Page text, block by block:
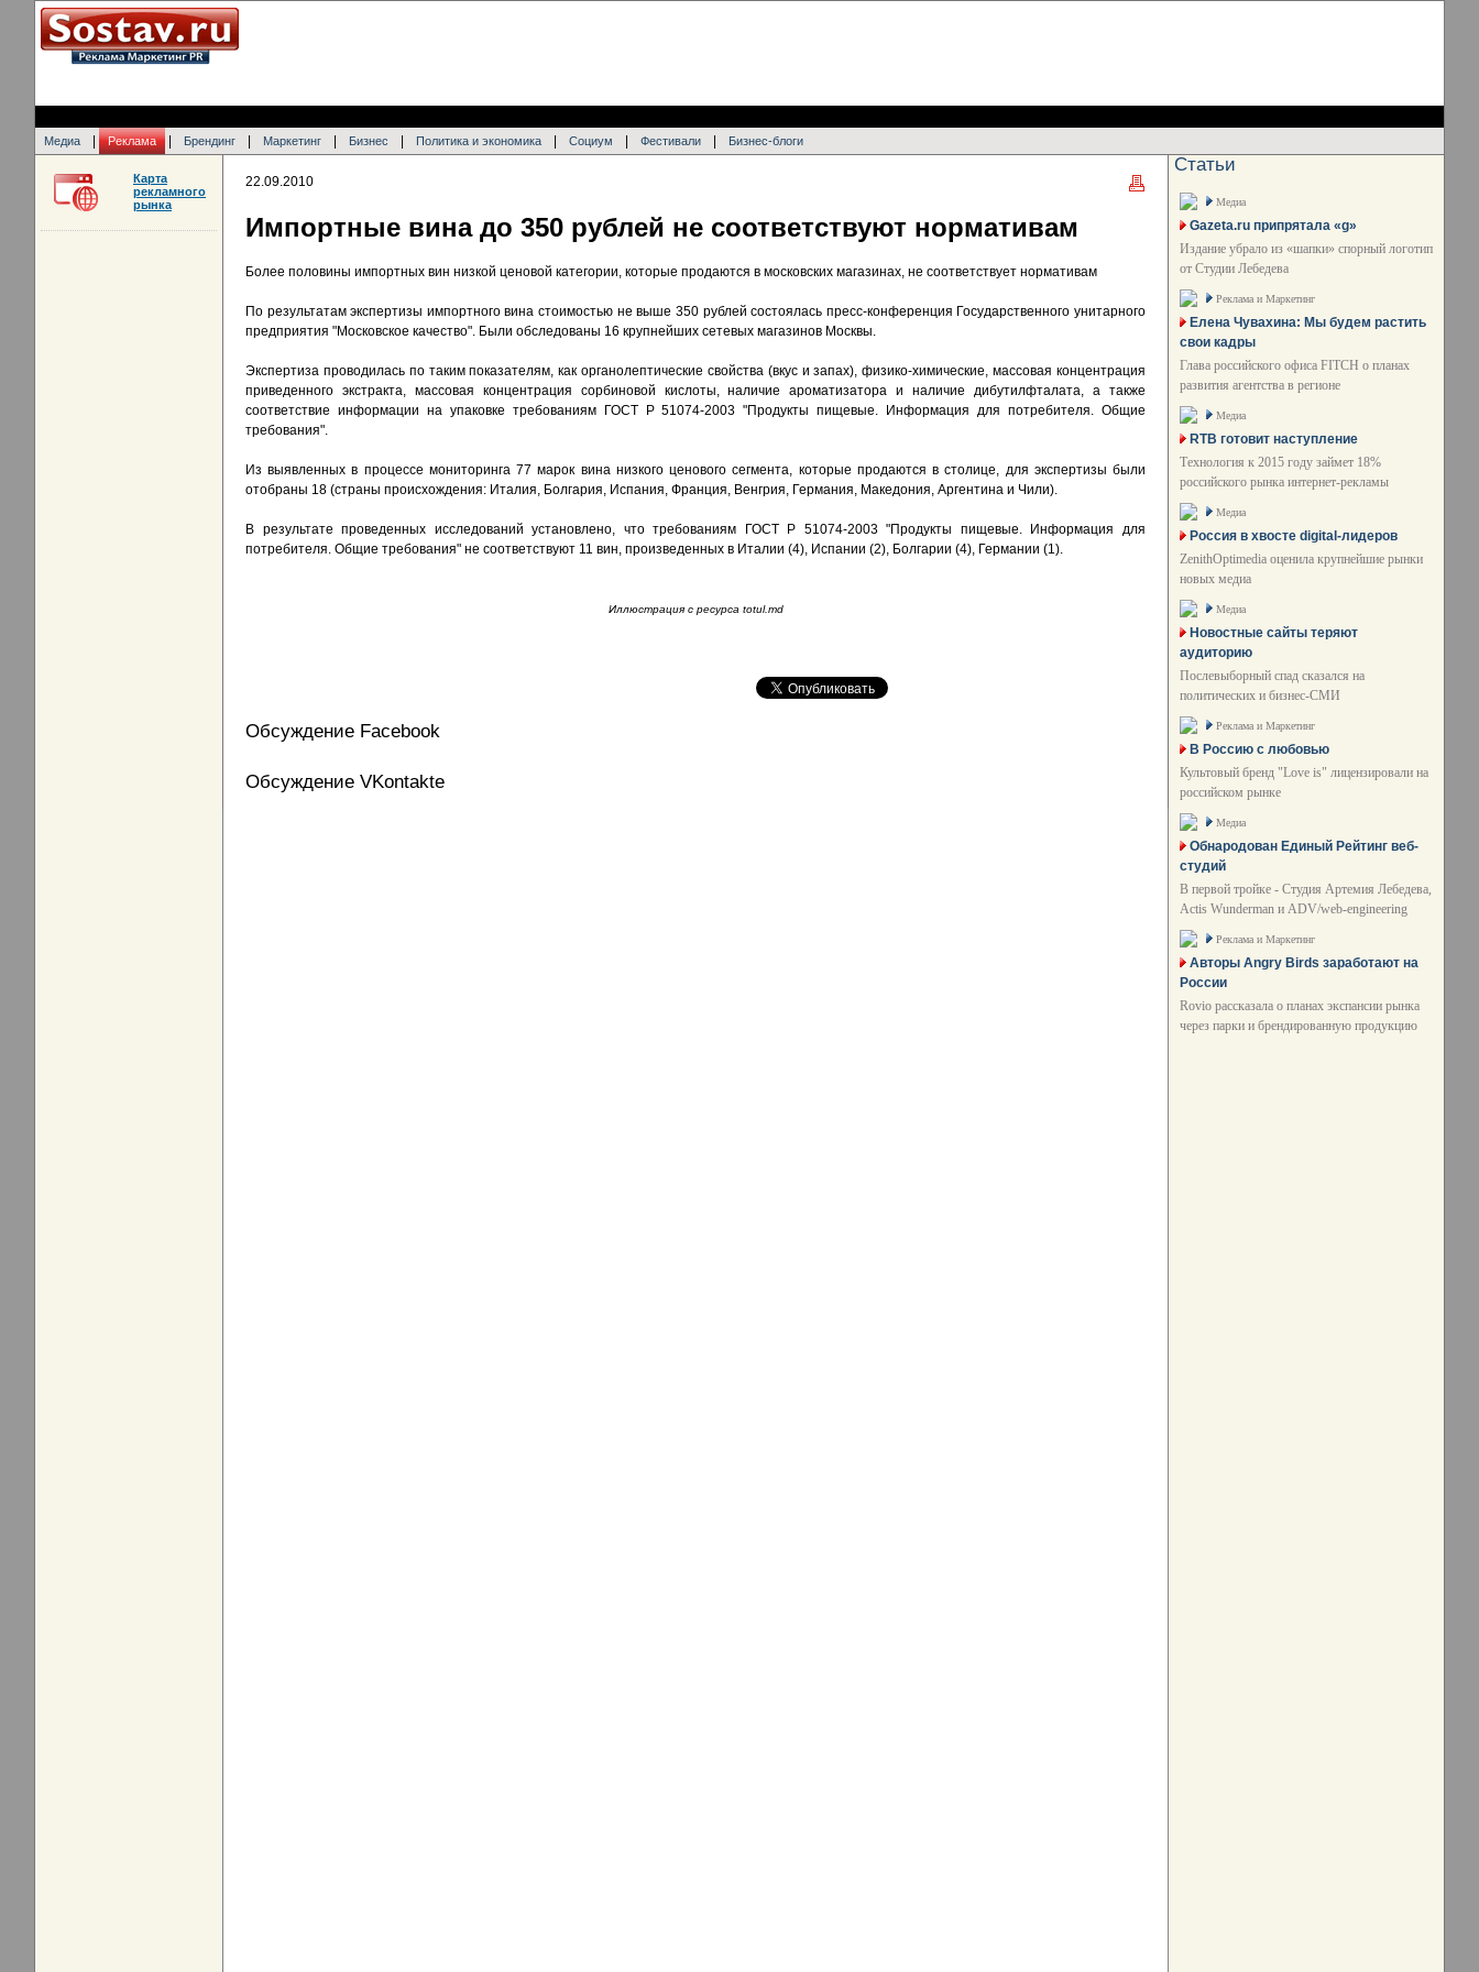
Медиа Реклама Брендинг Маркетинг Бизнес Политика и экономика Социум Фестивали Бизнес-блоги
22.09.2010
Импортные вина до 350 рублей не соответствуют нормативам
Более половины импортных вин низкой ценовой категории, которые продаются в московских магазинах, не соответствует нормативам
По результатам экспертизы импортного вина стоимостью не выше 350 рублей состоялась пресс-конференция Государственного унитарного
предприятия "Московское качество". Были обследованы 16 крупнейших сетевых магазинов Москвы.
Экспертиза проводилась по таким показателям, как органолептические свойства (вкус и запах), физико-химические, массовая концентрация
приведенного экстракта, массовая концентрация сорбиновой кислоты, наличие ароматизатора и наличие дибутилфталата, а также
соответствие информации на упаковке требованиям ГОСТ Р 51074-2003 "Продукты пищевые. Информация для потребителя. Общие
требования".
Из выявленных в процессе мониторинга 77 марок вина низкого ценового сегмента, которые продаются в столице, для экспертизы были
отобраны 18 (страны происхождения: Италия, Болгария, Испания, Франция, Венгрия, Германия, Македония, Аргентина и Чили).
В результате проведенных исследований установлено, что требованиям ГОСТ Р 51074-2003 "Продукты пищевые. Информация для
потребителя. Общие требования" не соответствуют 11 вин, произведенных в Италии (4), Испании (2), Болгарии (4), Германии (1).
Иллюстрация с ресурса totul.md
Обсуждение Facebook
Обсуждение VKontakte
Карта
рекламного
рынка
Статьи
Медиа
Gazeta.ru припрятала «g»
Издание убрало из «шапки» спорный логотип
от Студии Лебедева
Реклама и Маркетинг
Елена Чувахина: Мы будем растить
свои кадры
Глава российского офиса FITCH о планах
развития агентства в регионе
Медиа
RTB готовит наступление
Технология к 2015 году займет 18%
российского рынка интернет-рекламы
Медиа
Россия в хвосте digital-лидеров
ZenithOptimedia оценила крупнейшие рынки
новых медиа
Медиа
Новостные сайты теряют
аудиторию
Послевыборный спад сказался на
политических и бизнес-СМИ
Реклама и Маркетинг
В Россию с любовью
Культовый бренд "Love is" лицензировали на
российском рынке
Медиа
Обнародован Единый Рейтинг веб-
студий
В первой тройке - Студия Артемия Лебедева,
Actis Wunderman и ADV/web-engineering
Реклама и Маркетинг
Авторы Angry Birds заработают на
России
Rovio рассказала о планах экспансии рынка
через парки и брендированную продукцию